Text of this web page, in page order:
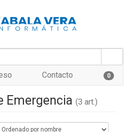
Contacto 0
Emergencia (3 art.)